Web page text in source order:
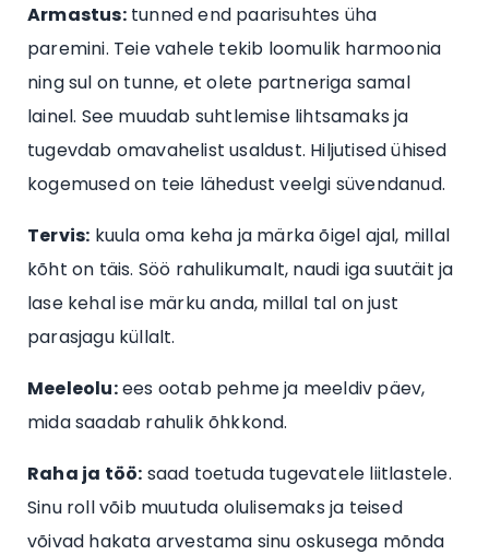
Armastus:tunned end paarisuhtes üha
paremini. Teie vahele tekib loomulik harmoonia
ning sul on tunne, et olete partneriga samal
lainel. See muudab suhtlemise lihtsamaks ja
tugevdab omavahelist usaldust. Hiljutised ühised
kogemused on teie lähedust veelgi süvendanud.
Tervis: kuula oma keha ja märka õigel ajal, millal
kõht on täis. Söö rahulikumalt, naudi iga suutäit ja
lase kehal ise märku anda, millal tal on just
parasjagu küllalt.
Meeleolu:ees ootab pehme ja meeldiv päev,
mida saadab rahulik õhkkond.
Raha ja töö: saad toetuda tugevatele liitlastele.
Sinu roll võib muutuda olulisemaks ja teised
võivad hakata arvestama sinu oskusega mõnda